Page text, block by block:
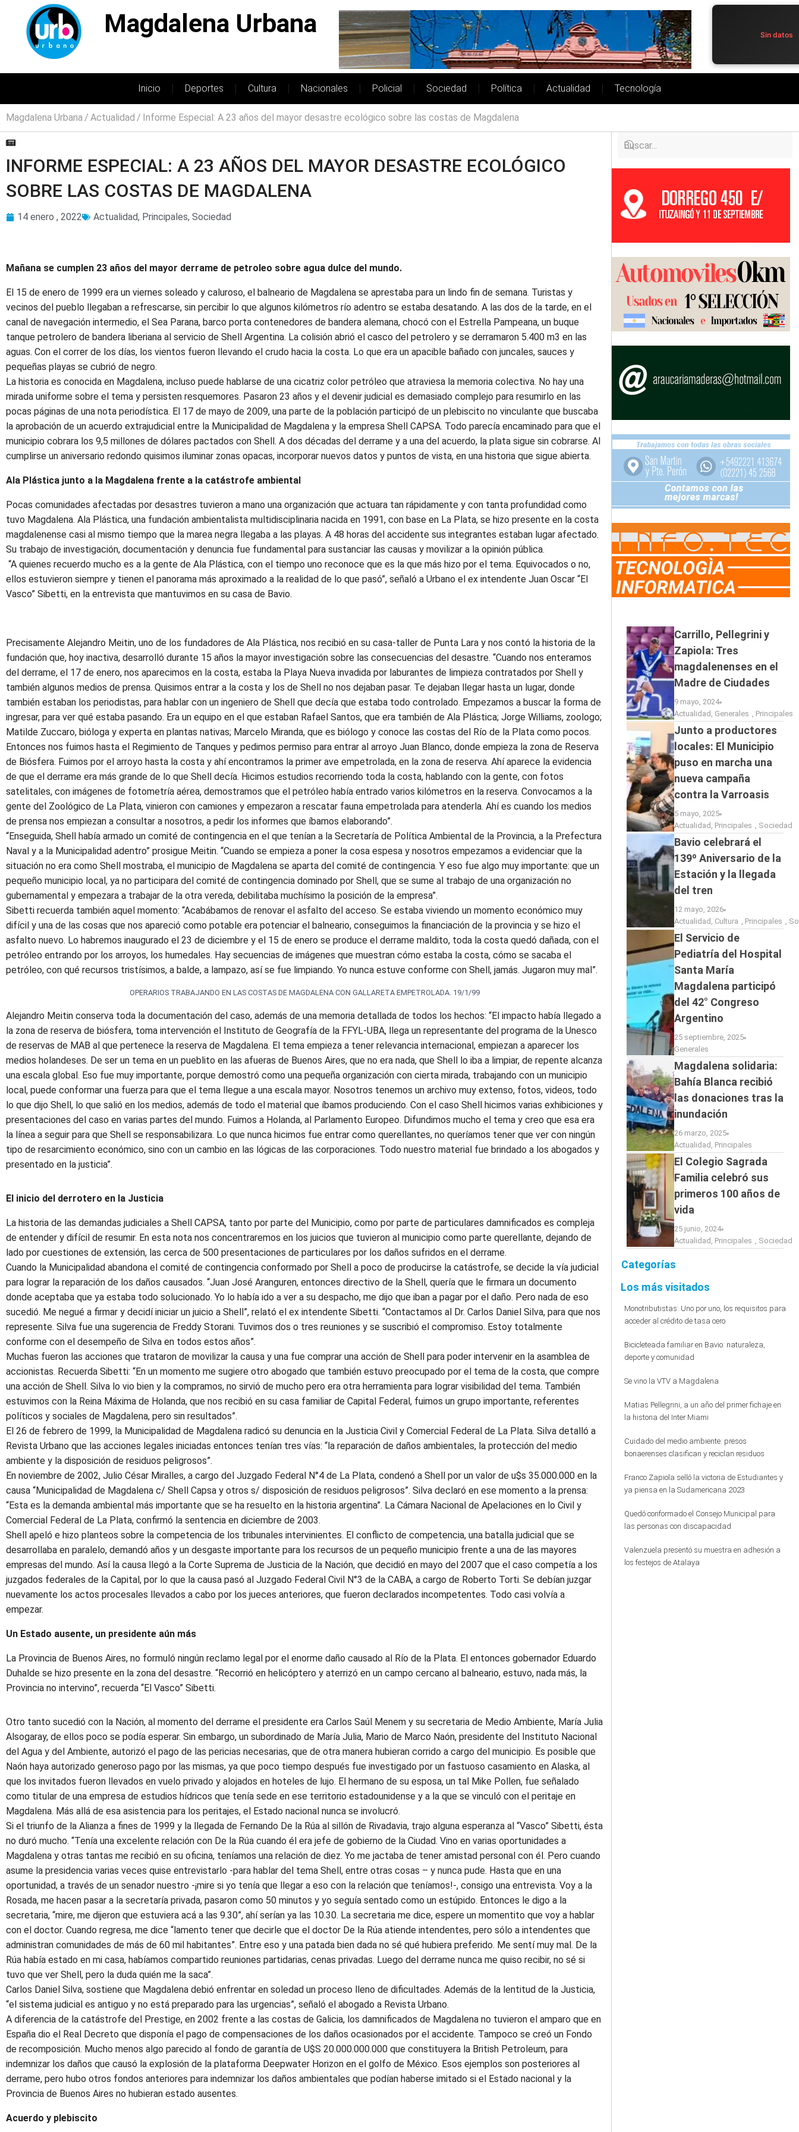
Magdalena Urbana Sin datos
Inicio Deportes Cultura Nacionales Policial Sociedad Política Actualidad Tecnología
Magdalena Urbana Actualidad Informe Especial: A 23 años del mayor desastre ecológico sobre las costas de Magdalena
INFORME ESPECIAL: A 23 AÑOS DEL MAYOR DESASTRE ECOLÓGICO
SOBRE LAS COSTAS DE MAGDALENA
14 enero , 2022 Actualidad, Principales, Sociedad
Mañana se cumplen 23 años del mayor derrame de petroleo sobre agua dulce del mundo.
El 15 de enero de 1999 era un viernes soleado y caluroso, el balneario de Magdalena se aprestaba para un lindo fin de semana. Turistas y
vecinos del pueblo llegaban a refrescarse, sin percibir lo que algunos kilómetros río adentro se estaba desatando. A las dos de la tarde, en el
canal de navegación intermedio, el Sea Parana, barco porta contenedores de bandera alemana, chocó con el Estrella Pampeana, un buque
tanque petrolero de bandera liberiana al servicio de Shell Argentina. La colisión abrió el casco del petrolero y se derramaron 5.400 m3 en las
aguas. Con el correr de los días, los vientos fueron llevando el crudo hacia la costa. Lo que era un apacible bañado con juncales, sauces y
pequeñas playas se cubrió de negro.
La historia es conocida en Magdalena, incluso puede hablarse de una cicatriz color petróleo que atraviesa la memoria colectiva. No hay una
mirada uniforme sobre el tema y persisten resquemores. Pasaron 23 años y el devenir judicial es demasiado complejo para resumirlo en las
pocas páginas de una nota periodística. El 17 de mayo de 2009, una parte de la población participó de un plebiscito no vinculante que buscaba
la aprobación de un acuerdo extrajudicial entre la Municipalidad de Magdalena y la empresa Shell CAPSA. Todo parecía encaminado para que el
municipio cobrara los 9,5 millones de dólares pactados con Shell. A dos décadas del derrame y a una del acuerdo, la plata sigue sin cobrarse. Al
cumplirse un aniversario redondo quisimos iluminar zonas opacas, incorporar nuevos datos y puntos de vista, en una historia que sigue abierta.
Ala Plástica junto a la Magdalena frente a la catástrofe ambiental
Pocas comunidades afectadas por desastres tuvieron a mano una organización que actuara tan rápidamente y con tanta profundidad como
tuvo Magdalena. Ala Plástica, una fundación ambientalista multidisciplinaria nacida en 1991, con base en La Plata, se hizo presente en la costa
magdalenense casi al mismo tiempo que la marea negra llegaba a las playas. A 48 horas del accidente sus integrantes estaban lugar afectado.
Su trabajo de investigación, documentación y denuncia fue fundamental para sustanciar las causas y movilizar a la opinión pública.
“A quienes recuerdo mucho es a la gente de Ala Plástica, con el tiempo uno reconoce que es la que más hizo por el tema. Equivocados o no,
ellos estuvieron siempre y tienen el panorama más aproximado a la realidad de lo que pasó”, señaló a Urbano el ex intendente Juan Oscar “El
Vasco” Sibetti, en la entrevista que mantuvimos en su casa de Bavio.
Precisamente Alejandro Meitin, uno de los fundadores de Ala Plástica, nos recibió en su casa-taller de Punta Lara y nos contó la historia de la
fundación que, hoy inactiva, desarrolló durante 15 años la mayor investigación sobre las consecuencias del desastre. “Cuando nos enteramos
del derrame, el 17 de enero, nos aparecimos en la costa, estaba la Playa Nueva invadida por laburantes de limpieza contratados por Shell y
también algunos medios de prensa. Quisimos entrar a la costa y los de Shell no nos dejaban pasar. Te dejaban llegar hasta un lugar, donde
también estaban los periodistas, para hablar con un ingeniero de Shell que decía que estaba todo controlado. Empezamos a buscar la forma de
ingresar, para ver qué estaba pasando. Era un equipo en el que estaban Rafael Santos, que era también de Ala Plástica; Jorge Williams, zoologo;
Matilde Zuccaro, bióloga y experta en plantas nativas; Marcelo Miranda, que es biólogo y conoce las costas del Río de la Plata como pocos.
Entonces nos fuimos hasta el Regimiento de Tanques y pedimos permiso para entrar al arroyo Juan Blanco, donde empieza la zona de Reserva
de Biósfera. Fuimos por el arroyo hasta la costa y ahí encontramos la primer ave empetrolada, en la zona de reserva. Ahí aparece la evidencia
de que el derrame era más grande de lo que Shell decía. Hicimos estudios recorriendo toda la costa, hablando con la gente, con fotos
satelitales, con imágenes de fotometría aérea, demostramos que el petróleo había entrado varios kilómetros en la reserva. Convocamos a la
gente del Zoológico de La Plata, vinieron con camiones y empezaron a rescatar fauna empetrolada para atenderla. Ahí es cuando los medios
de prensa nos empiezan a consultar a nosotros, a pedir los informes que íbamos elaborando”.
“Enseguida, Shell había armado un comité de contingencia en el que tenían a la Secretaría de Política Ambiental de la Provincia, a la Prefectura
Naval y a la Municipalidad adentro” prosigue Meitin. “Cuando se empieza a poner la cosa espesa y nosotros empezamos a evidenciar que la
situación no era como Shell mostraba, el municipio de Magdalena se aparta del comité de contingencia. Y eso fue algo muy importante: que un
pequeño municipio local, ya no participara del comité de contingencia dominado por Shell, que se sume al trabajo de una organización no
gubernamental y empezara a trabajar de la otra vereda, debilitaba muchísimo la posición de la empresa”.
Sibetti recuerda también aquel momento: “Acabábamos de renovar el asfalto del acceso. Se estaba viviendo un momento económico muy
difícil y una de las cosas que nos apareció como potable era potenciar el balneario, conseguimos la financiación de la provincia y se hizo el
asfalto nuevo. Lo habremos inaugurado el 23 de diciembre y el 15 de enero se produce el derrame maldito, toda la costa quedó dañada, con el
petróleo entrando por los arroyos, los humedales. Hay secuencias de imágenes que muestran cómo estaba la costa, cómo se sacaba el
petróleo, con qué recursos tristísimos, a balde, a lampazo, así se fue limpiando. Yo nunca estuve conforme con Shell, jamás. Jugaron muy mal”.
OPERARIOS TRABAJANDO EN LAS COSTAS DE MAGDALENA CON GALLARETA EMPETROLADA. 19/1/99
Alejandro Meitin conserva toda la documentación del caso, además de una memoria detallada de todos los hechos: “El impacto había llegado a
la zona de reserva de biósfera, toma intervención el Instituto de Geografía de la FFYL-UBA, llega un representante del programa de la Unesco
de reservas de MAB al que pertenece la reserva de Magdalena. El tema empieza a tener relevancia internacional, empiezan a aparecer los
medios holandeses. De ser un tema en un pueblito en las afueras de Buenos Aires, que no era nada, que Shell lo iba a limpiar, de repente alcanza
una escala global. Eso fue muy importante, porque demostró como una pequeña organización con cierta mirada, trabajando con un municipio
local, puede conformar una fuerza para que el tema llegue a una escala mayor. Nosotros tenemos un archivo muy extenso, fotos, videos, todo
lo que dijo Shell, lo que salió en los medios, además de todo el material que íbamos produciendo. Con el caso Shell hicimos varias exhibiciones y
presentaciones del caso en varias partes del mundo. Fuimos a Holanda, al Parlamento Europeo. Difundimos mucho el tema y creo que esa era
la línea a seguir para que Shell se responsabilizara. Lo que nunca hicimos fue entrar como querellantes, no queríamos tener que ver con ningún
tipo de resarcimiento económico, sino con un cambio en las lógicas de las corporaciones. Todo nuestro material fue brindado a los abogados y
presentado en la justicia”.
El inicio del derrotero en la Justicia
La historia de las demandas judiciales a Shell CAPSA, tanto por parte del Municipio, como por parte de particulares damnificados es compleja
de entender y difícil de resumir. En esta nota nos concentraremos en los juicios que tuvieron al municipio como parte querellante, dejando de
lado por cuestiones de extensión, las cerca de 500 presentaciones de particulares por los daños sufridos en el derrame.
Cuando la Municipalidad abandona el comité de contingencia conformado por Shell a poco de producirse la catástrofe, se decide la vía judicial
para lograr la reparación de los daños causados. “Juan José Aranguren, entonces directivo de la Shell, quería que le firmara un documento
donde aceptaba que ya estaba todo solucionado. Yo lo había ido a ver a su despacho, me dijo que iban a pagar por el daño. Pero nada de eso
sucedió. Me negué a firmar y decidí iniciar un juicio a Shell”, relató el ex intendente Sibetti. “Contactamos al Dr. Carlos Daniel Silva, para que nos
represente. Silva fue una sugerencia de Freddy Storani. Tuvimos dos o tres reuniones y se suscribió el compromiso. Estoy totalmente
conforme con el desempeño de Silva en todos estos años”.
Muchas fueron las acciones que trataron de movilizar la causa y una fue comprar una acción de Shell para poder intervenir en la asamblea de
accionistas. Recuerda Sibetti: “En un momento me sugiere otro abogado que también estuvo preocupado por el tema de la costa, que compre
una acción de Shell. Silva lo vio bien y la compramos, no sirvió de mucho pero era otra herramienta para lograr visibilidad del tema. También
estuvimos con la Reina Máxima de Holanda, que nos recibió en su casa familiar de Capital Federal, fuimos un grupo importante, referentes
políticos y sociales de Magdalena, pero sin resultados”.
El 26 de febrero de 1999, la Municipalidad de Magdalena radicó su denuncia en la Justicia Civil y Comercial Federal de La Plata. Silva detalló a
Revista Urbano que las acciones legales iniciadas entonces tenían tres vías: “la reparación de daños ambientales, la protección del medio
ambiente y la disposición de residuos peligrosos”.
En noviembre de 2002, Julio César Miralles, a cargo del Juzgado Federal N°4 de La Plata, condenó a Shell por un valor de u$s 35.000.000 en la
causa “Municipalidad de Magdalena c/ Shell Capsa y otros s/ disposición de residuos peligrosos”. Silva declaró en ese momento a la prensa:
“Esta es la demanda ambiental más importante que se ha resuelto en la historia argentina”. La Cámara Nacional de Apelaciones en lo Civil y
Comercial Federal de La Plata, confirmó la sentencia en diciembre de 2003.
Shell apeló e hizo planteos sobre la competencia de los tribunales intervinientes. El conflicto de competencia, una batalla judicial que se
desarrollaba en paralelo, demandó años y un desgaste importante para los recursos de un pequeño municipio frente a una de las mayores
empresas del mundo. Así la causa llegó a la Corte Suprema de Justicia de la Nación, que decidió en mayo del 2007 que el caso competía a los
juzgados federales de la Capital, por lo que la causa pasó al Juzgado Federal Civil N°3 de la CABA, a cargo de Roberto Torti. Se debían juzgar
nuevamente los actos procesales llevados a cabo por los jueces anteriores, que fueron declarados incompetentes. Todo casi volvía a
empezar.
Un Estado ausente, un presidente aún más
La Provincia de Buenos Aires, no formuló ningún reclamo legal por el enorme daño causado al Río de la Plata. El entonces gobernador Eduardo
Duhalde se hizo presente en la zona del desastre. “Recorrió en helicóptero y aterrizó en un campo cercano al balneario, estuvo, nada más, la
Provincia no intervino”, recuerda “El Vasco” Sibetti.
Otro tanto sucedió con la Nación, al momento del derrame el presidente era Carlos Saúl Menem y su secretaria de Medio Ambiente, María Julia
Alsogaray, de ellos poco se podía esperar. Sin embargo, un subordinado de María Julia, Mario de Marco Naón, presidente del Instituto Nacional
del Agua y del Ambiente, autorizó el pago de las pericias necesarias, que de otra manera hubieran corrido a cargo del municipio. Es posible que
Naón haya autorizado generoso pago por las mismas, ya que poco tiempo después fue investigado por un fastuoso casamiento en Alaska, al
que los invitados fueron llevados en vuelo privado y alojados en hoteles de lujo. El hermano de su esposa, un tal Mike Pollen, fue señalado
como titular de una empresa de estudios hídricos que tenía sede en ese territorio estadounidense y a la que se vinculó con el peritaje en
Magdalena. Más allá de esa asistencia para los peritajes, el Estado nacional nunca se involucró.
Si el triunfo de la Alianza a fines de 1999 y la llegada de Fernando De la Rúa al sillón de Rivadavia, trajo alguna esperanza al “Vasco” Sibetti, ésta
no duró mucho. “Tenía una excelente relación con De la Rúa cuando él era jefe de gobierno de la Ciudad. Vino en varias oportunidades a
Magdalena y otras tantas me recibió en su oficina, teníamos una relación de diez. Yo me jactaba de tener amistad personal con él. Pero cuando
asume la presidencia varias veces quise entrevistarlo -para hablar del tema Shell, entre otras cosas – y nunca pude. Hasta que en una
oportunidad, a través de un senador nuestro -¡mire si yo tenía que llegar a eso con la relación que teníamos!-, consigo una entrevista. Voy a la
Rosada, me hacen pasar a la secretaría privada, pasaron como 50 minutos y yo seguía sentado como un estúpido. Entonces le digo a la
secretaria, “mire, me dijeron que estuviera acá a las 9.30”, ahí serían ya las 10.30. La secretaria me dice, espere un momentito que voy a hablar
con el doctor. Cuando regresa, me dice “lamento tener que decirle que el doctor De la Rúa atiende intendentes, pero sólo a intendentes que
administran comunidades de más de 60 mil habitantes”. Entre eso y una patada bien dada no sé qué hubiera preferido. Me sentí muy mal. De la
Rúa había estado en mi casa, habíamos compartido reuniones partidarias, cenas privadas. Luego del derrame nunca me quiso recibir, no sé si
tuvo que ver Shell, pero la duda quién me la saca”.
Carlos Daniel Silva, sostiene que Magdalena debió enfrentar en soledad un proceso lleno de dificultades. Además de la lentitud de la Justicia,
“el sistema judicial es antiguo y no está preparado para las urgencias”, señaló el abogado a Revista Urbano.
A diferencia de la catástrofe del Prestige, en 2002 frente a las costas de Galicia, los damnificados de Magdalena no tuvieron el amparo que en
España dio el Real Decreto que disponía el pago de compensaciones de los daños ocasionados por el accidente. Tampoco se creó un Fondo
de recomposición. Mucho menos algo parecido al fondo de garantía de U$S 20.000.000.000 que constituyera la British Petroleum, para
indemnizar los daños que causó la explosión de la plataforma Deepwater Horizon en el golfo de México. Esos ejemplos son posteriores al
derrame, pero hubo otros fondos anteriores para indemnizar los daños ambientales que podían haberse imitado si el Estado nacional y la
Provincia de Buenos Aires no hubieran estado ausentes.
Acuerdo y plebiscito
Carrillo, Pellegrini y
Zapiola: Tres
magdalenenses en el
Madre de Ciudades
9 mayo, 2024
Actualidad , Generales , Principales
Junto a productores
locales: El Municipio
puso en marcha una
nueva campaña
contra la Varroasis
5 mayo, 2025
Actualidad , Principales , Sociedad
Bavio celebrará el
139º Aniversario de la
Estación y la llegada
del tren
12 mayo, 2026
Actualidad , Cultura , Principales ,
El Servicio de
Pediatría del Hospital
Santa María
Magdalena participó
del 42° Congreso
Argentino
25 septiembre, 2025
Generales
Magdalena solidaria:
Bahía Blanca recibió
las donaciones tras la
inundación
26 marzo, 2025
Actualidad , Principales
El Colegio Sagrada
Familia celebró sus
primeros 100 años de
vida
25 junio, 2024
Actualidad , Principales , Sociedad
Categorías
Los más visitados
Monotributistas: Uno por uno, los requisitos para
acceder al crédito de tasa cero
Bicicleteada familiar en Bavio: naturaleza,
deporte y comunidad
Se vino la VTV a Magdalena
Matias Pellegrini, a un año del primer fichaje en
la historia del Inter Miami
Cuidado del medio ambiente: presos
bonaerenses clasifican y reciclan residuos
Franco Zapiola selló la victoria de Estudiantes y
ya piensa en la Sudamericana 2023
Quedó conformado el Consejo Municipal para
las personas con discapacidad
Valenzuela presentó su muestra en adhesión a
los festejos de Atalaya